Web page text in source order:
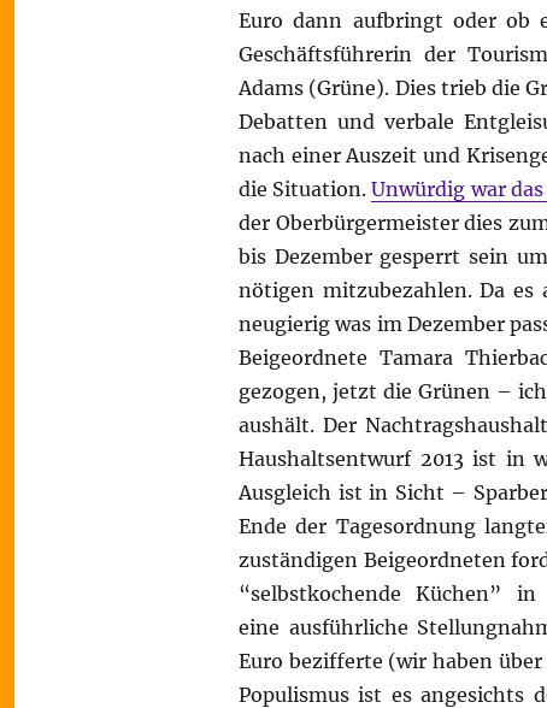
Euro dann aufbringt oder ob
Geschäftsführerin der
Adams (Grüne). Dies trieb die
Debatten und verbale
nach einer Auszeit und
die Situation.Unwürdig war
der Oberbürgermeister dies
bis Dezember gesperrt sein
nötigen mitzubezahlen. Da
neugierig was im Dezember
Beigeordnete Tamara
gezogen, jetzt die Grünen –
aushält. Der
Haushaltsentwurf 2013 ist in
Ausgleich ist in Sicht –
Ende der Tagesordnung
zuständigen Beigeordneten
“selbstkochende Küchen”
eine ausführliche
Euro bezifferte (wir haben
Populismus ist es angesichts